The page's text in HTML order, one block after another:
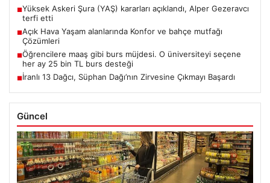
■Yüksek Askeri Şura (YAŞ) kararları açıklandı, Alper Gezeravcı
terfi etti
■Açık Hava Yaşam alanlarında Konfor ve bahçe mutfağı
Çözümleri
■Öğrencilere maaş gibi burs müjdesi. O üniversiteyi seçene
her ay 25 bin TL burs desteği
■İranlı 13 Dağcı, Süphan Dağı’nın Zirvesine Çıkmayı Başardı
Güncel